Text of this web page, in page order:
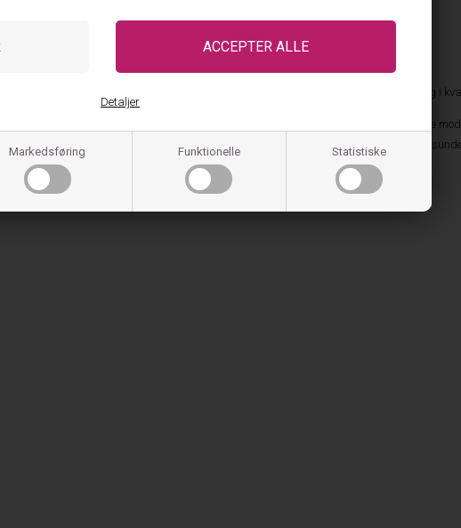
Markedsføring Funktionelle Statistiske
Detaljer
undertøjet både pasform og komfort i lang tid. Det gør JBS of Denmark til en investering i
udviklet med fokus på materialer, funktion og design. Uanset om du vælger klassiske
dag efter dag. Derfor er JBS of Denmark et oplagt valg for mænd, der ønsker